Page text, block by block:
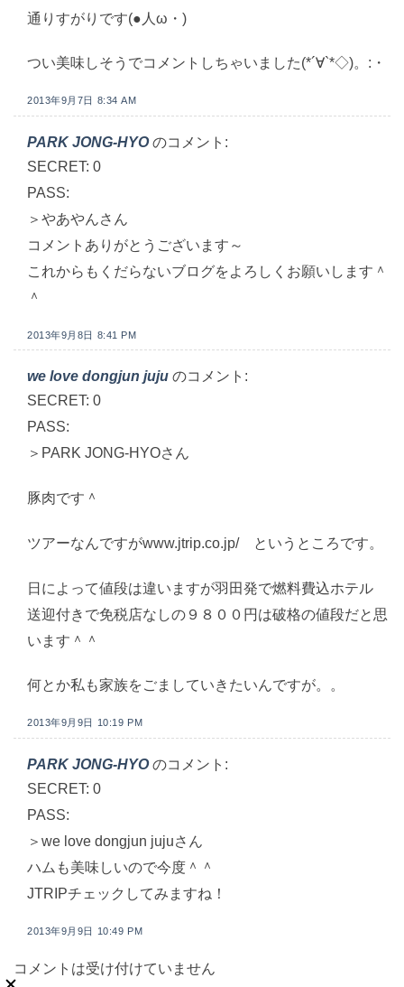
通りすがりです(●人ω・)
つい美味しそうでコメントしちゃいました(*´∀`*◇)。:・
2013年9月7日 8:34 AM
PARK JONG-HYO のコメント:
SECRET: 0
PASS:
＞やあやんさん
コメントありがとうございます～
これからもくだらないブログをよろしくお願いします＾
＾
2013年9月8日 8:41 PM
we love dongjun juju のコメント:
SECRET: 0
PASS:
＞PARK JONG-HYOさん
豚肉です＾
ツアーなんですがwww.jtrip.co.jp/ というところです。
日によって値段は違いますが羽田発で燃料費込ホテル
送迎付きで免税店なしの９８００円は破格の値段だと思
います＾＾
何とか私も家族をごましていきたいんですが。。
2013年9月9日 10:19 PM
PARK JONG-HYO のコメント:
SECRET: 0
PASS:
＞we love dongjun jujuさん
ハムも美味しいので今度＾＾
JTRIPチェックしてみますね！
2013年9月9日 10:49 PM
コメントは受け付けていません